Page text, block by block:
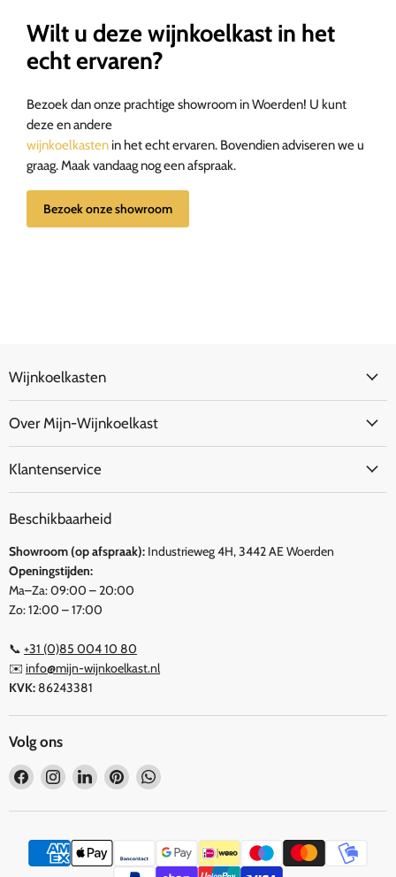
Wilt u deze wijnkoelkast in het
echt ervaren?
Bezoek dan onze prachtige showroom in Woerden! U kunt
deze en andere
wijnkoelkasten in het echt ervaren. Bovendien adviseren we u
graag. Maak vandaag nog een afspraak.
Bezoek onze showroom
Wijnkoelkasten
Over Mijn-Wijnkoelkast
Klantenservice
Beschikbaarheid
Showroom (op afspraak): Industrieweg 4H, 3442 AE Woerden
Openingstijden:
Ma–Za: 09:00 – 20:00
Zo: 12:00 – 17:00
📞 +31 (0)85 004 10 80
✉️ info@mijn-wijnkoelkast.nl
KVK:86243381
Volg ons
Vind
ons
op
Vind
ons
op
Vind
ons
op
Vind
ons
op
Vind
op